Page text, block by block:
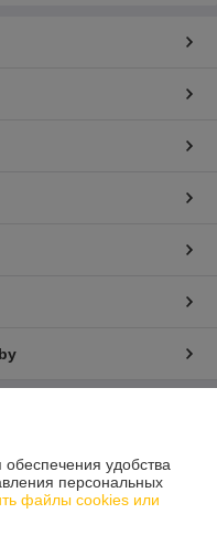
1ый этаж
удобства
персональных
файлы cookies или